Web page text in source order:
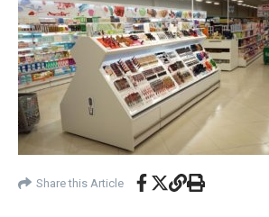
Share this Article